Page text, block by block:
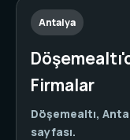
Antalya
Firmalar
Döşemealtı,
sayfası.